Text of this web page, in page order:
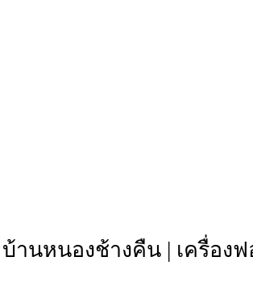
บ้านหนองช้างคืน | เครื่อง